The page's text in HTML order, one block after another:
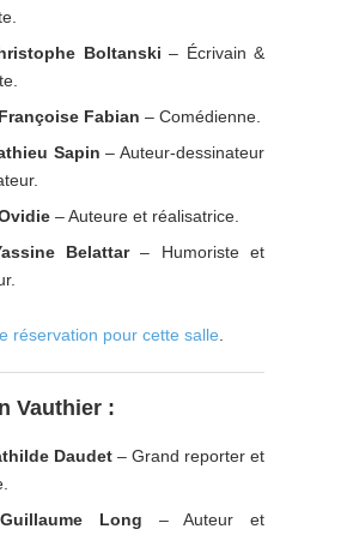
Boltanski – Écrivain &
Françoise Fabian – Comédienne.
Sapin – Auteur-dessinateur
– Auteure et réalisatrice.
Belattar– Humoriste et
réservation pour cette salle
Vauthier :
Daudet – Grand reporter et
Guillaume Long – Auteur et